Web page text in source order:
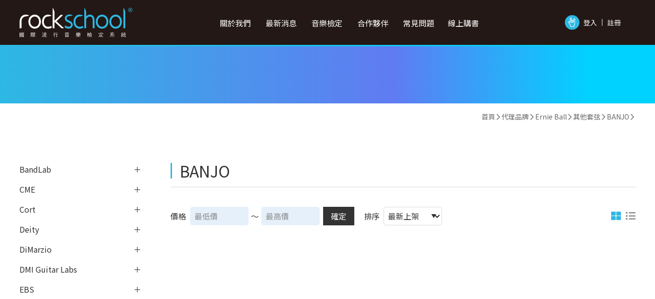
登入 註冊
關於我們 最新消息 音樂檢定 合作夥伴 常見問題 線上購書
首頁 代理品牌 Ernie Ball 其他套弦 BANJO
BandLab
CME
Cort
Deity
DiMarzio
DMI Guitar Labs
EBS
BANJO
價格 ～ 確定 排序